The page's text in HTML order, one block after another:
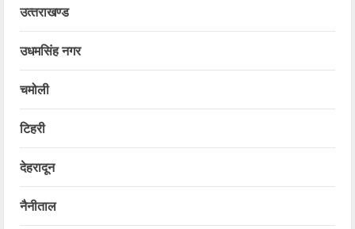
उत्‍तराखण्‍ड
उधमसिंह नगर
चमोली
टिहरी
देहरादून
नैनीताल